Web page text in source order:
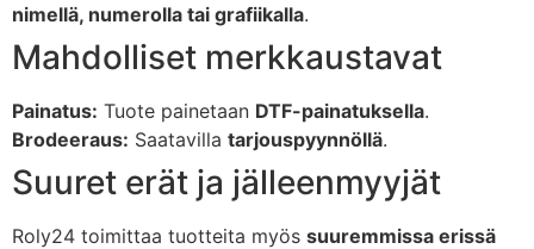
nimellä, numerolla tai grafiikalla.
Mahdolliset merkkaustavat
Painatus: Tuote painetaan DTF-painatuksella.
Brodeeraus: Saatavilla tarjouspyynnöllä.
Suuret erät ja jälleenmyyjät
Roly24 toimittaa tuotteita myös suuremmissa erissä